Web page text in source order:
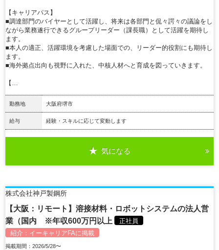
【キャリアパス】
■調達部門のバイヤーとして活躍し、将来は各部門と侃々諤々の議論をし
ながら業務遂行できるグループリーダー（課長職）として活躍を期待し
ます。
■本人の適正、活躍環境を考慮した場面での、リーダー的役割にも期待し
ます。
■海外拠点出向も視野に入れた、中核人材へと育成を図っていきます。
【…
勤務地 大阪府堺市
給与 経験・スキルに応じて変動します
気になる
株式会社神戸製鋼所
【大阪：リモート】溶接材料・ロボットシステムの法人営
業（国内 ※年収600万円以上
正社員
紹介： イーキャリアFAに掲載
掲載期間：2026/5/28〜